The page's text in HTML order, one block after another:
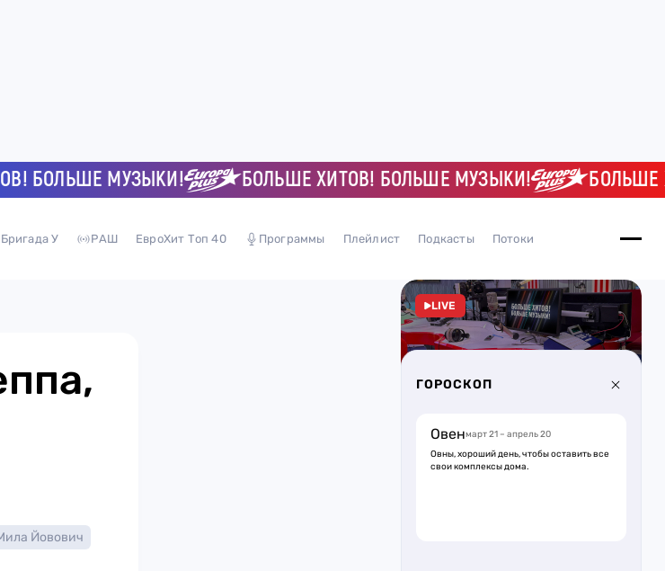
МУЗЫКИ! БОЛЬШЕ ХИТОВ! БОЛЬШЕ МУЗЫКИ! БОЛЬШЕ
Бригада У РАШ ЕвроХит Топ 40 Программы Плейлист Подкасты Потоки
Йовович
LIVE
ГОРОСКОП
Овенмарт 21 – апрель 20
Овны, хороший день, чтобы оставить все
свои комплексы дома.